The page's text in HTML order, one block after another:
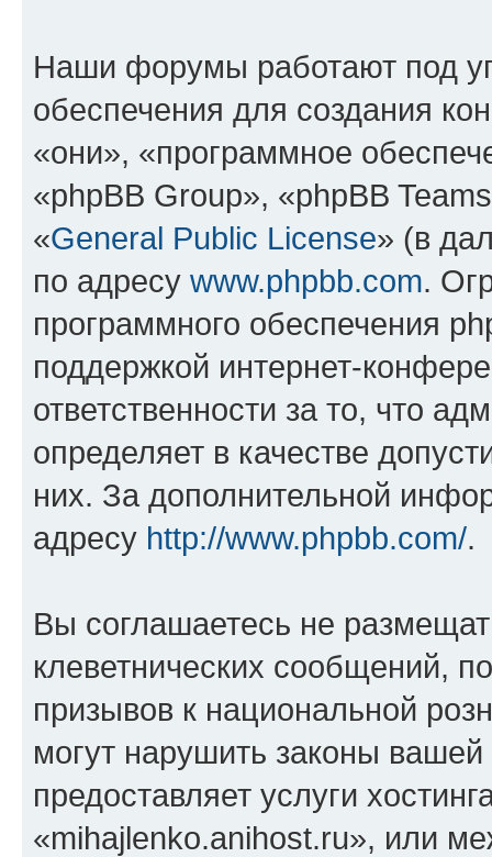
Наши форумы работают под
обеспечения для создания
«они», «программное
«phpBB Group», «phpBB
«General Public License» (в
по адресу www.phpbb.com.
программного обеспечения
поддержкой интернет-
ответственности за то, что
определяет в качестве
них. За дополнительной
адресу http://www.phpbb.com/.
Вы соглашаетесь не
клеветнических сообщений,
призывов к национальной
могут нарушить законы
предоставляет услуги
«mihajlenko.anihost.ru», или